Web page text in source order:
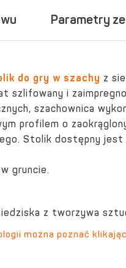
Parametry
do gry w szachy z
i
szachownica
profilem o
Stolik dostępny jest
gruncie.
z tworzywa
można poznać